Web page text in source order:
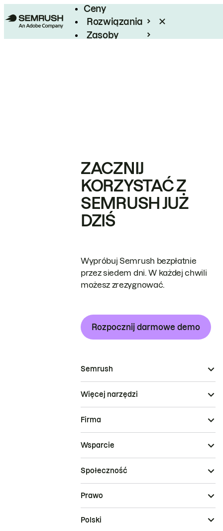
Ceny
Rozwiązania
Zasoby
ZACZNIJ
KORZYSTAĆ Z
SEMRUSH JUŻ
DZIŚ
Wypróbuj Semrush bezpłatnie
przez siedem dni. W każdej chwili
możesz zrezygnować.
Rozpocznij darmowe demo
Semrush
Więcej narzędzi
Firma
Wsparcie
Społeczność
Prawo
Polski